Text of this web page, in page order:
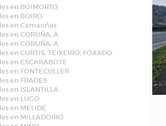
en BOIMORTO
en BOIRO
en Camariñas
en CORUÑA, A
en CORUÑA, A
en CURTIS, TEIXEIRO, FOXADO
en ESCARABOTE
en FONTECULLER
en FRADES
en ISLANTILLA
en LUGO
en MELIDE
en MILLADOIRO